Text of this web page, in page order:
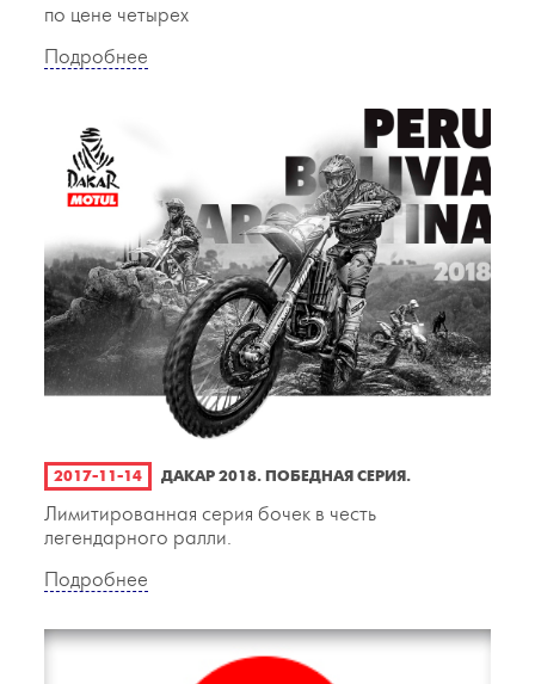
по цене четырех
Подробнее
2017-11-14 ДАКАР 2018. ПОБЕДНАЯ СЕРИЯ.
Лимитированная серия бочек в честь
легендарного ралли.
Подробнее